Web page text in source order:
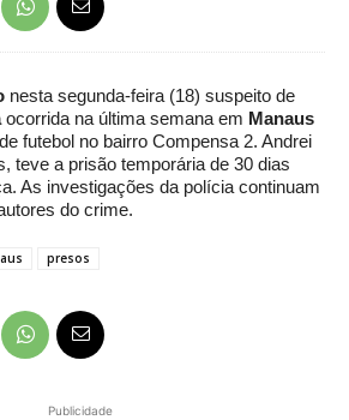
nesta segunda-feira (18) suspeito de
ocorrida na última semana em Manaus
futebol no bairro Compensa 2. Andrei
teve a prisão temporária de 30 dias
As investigações da polícia continuam
do crime.
presos
Publicidade